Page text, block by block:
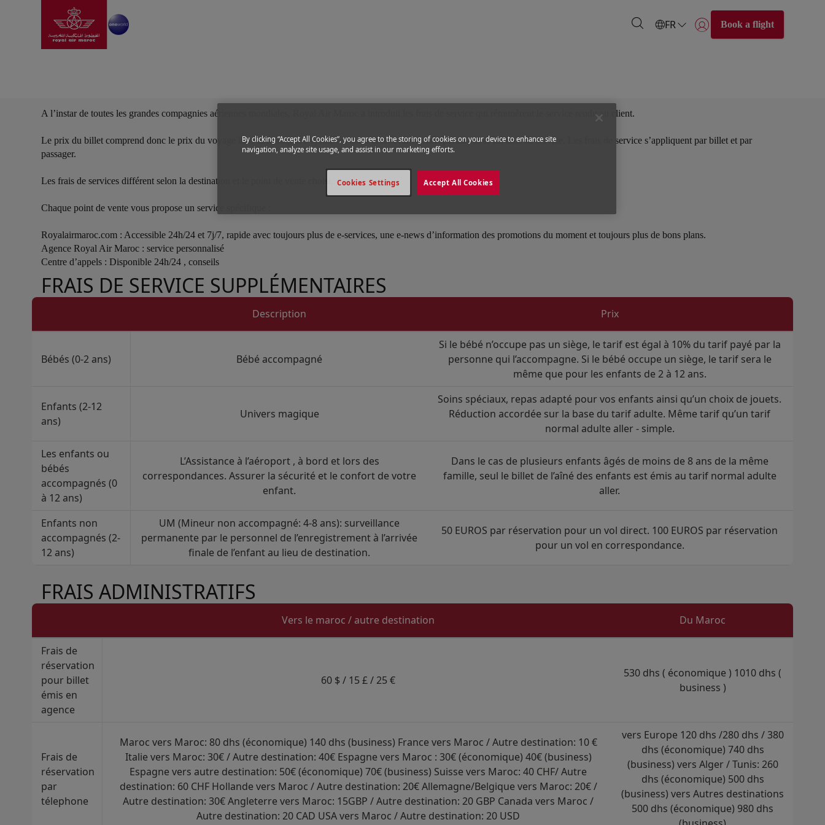
Saut au contenu principal
Aller à la page accueil FR Se connecter | S’inscrire)
Book a flight
A l’instar de toutes les grandes compagnies aériennes mondiales, Royal Air Maroc a introduit les frais de service qui rémunèrent le service rendu au client.
Le prix du billet comprend donc le prix du voyage hors taxe auquel s’ajoute les taxes et redevances aéroportuaires et les frais de service. Les frais de service s’appliquent par billet et par
passager.
Les frais de services différent selon la destination et le point de vente choisi.
Chaque point de vente vous propose un service spécifique :
Royalairmaroc.com : Accessible 24h/24 et 7j/7, rapide avec toujours plus de e-services, une e-news d’information des promotions du moment et toujours plus de bons plans.
Agence Royal Air Maroc : service personnalisé
Centre d’appels : Disponible 24h/24 , conseils
Open in a new window
FRAIS DE SERVICE SUPPLÉMENTAIRES
Description Prix
Bébés (0-2 ans) Bébé accompagné
Si le bébé n’occupe pas un siège, le tarif est égal à 10% du tarif payé par la
personne qui l’accompagne. Si le bébé occupe un siège, le tarif sera le
même que pour les enfants de 2 à 12 ans.
Enfants (2-12
ans)
Univers magique
Soins spéciaux, repas adapté pour vos enfants ainsi qu’un choix de jouets.
Réduction accordée sur la base du tarif adulte. Même tarif qu’un tarif
normal adulte aller - simple.
Les enfants ou
bébés
accompagnés (0
à 12 ans)
L’Assistance à l’aéroport , à bord et lors des
correspondances. Assurer la sécurité et le confort de votre
enfant.
Dans le cas de plusieurs enfants âgés de moins de 8 ans de la même
famille, seul le billet de l’aîné des enfants est émis au tarif normal adulte
aller.
Enfants non
accompagnés (2-
12 ans)
UM (Mineur non accompagné: 4-8 ans): surveillance
permanente par le personnel de l’enregistrement à l’arrivée
finale de l’enfant au lieu de destination.
50 EUROS par réservation pour un vol direct. 100 EUROS par réservation
pour un vol en correspondance.
FRAIS ADMINISTRATIFS
Vers le maroc / autre destination Du Maroc
Frais de
réservation
pour billet
émis en
agence
60 $ / 15 £ / 25 €
530 dhs ( économique ) 1010 dhs (
business )
Frais de
réservation
par
télephone
Maroc vers Maroc: 80 dhs (économique) 140 dhs (business) France vers Maroc / Autre destination: 10 €
Italie vers Maroc: 30€ / Autre destination: 40€ Espagne vers Maroc : 30€ (économique) 40€ (business)
Espagne vers autre destination: 50€ (économique) 70€ (business) Suisse vers Maroc: 40 CHF/ Autre
destination: 60 CHF Hollande vers Maroc / Autre destination: 20€ Allemagne/Belgique vers Maroc: 20€ /
Autre destination: 30€ Angleterre vers Maroc: 15GBP / Autre destination: 20 GBP Canada vers Maroc /
Autre destination: 20 CAD USA vers Maroc / Autre destination: 20 USD
vers Europe 120 dhs /280 dhs / 380
dhs (économique) 740 dhs
(business) vers Alger / Tunis: 260
dhs (économique) 500 dhs
(business) vers Autres destinations
500 dhs (économique) 980 dhs
By clicking “Accept All Cookies”, you agree to the storing of cookies on your device to enhance site
navigation, analyze site usage, and assist in our marketing efforts.
Accept All Cookies
Cookies Settings